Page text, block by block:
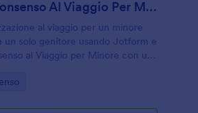
Modulo Di Consenso Al Viaggio Per Minore Con Un Solo Genitore
al viaggio per un minore
un solo genitore usando Jotform e
al Viaggio per Minore con un
raccolta dati online.